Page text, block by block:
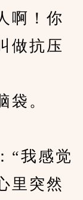
！你
做抗压
。
我感觉
里突然